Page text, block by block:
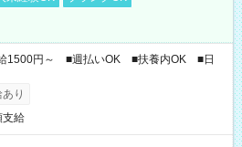
1500円～ ■週払いOK ■扶養内OK ■日
り
支給